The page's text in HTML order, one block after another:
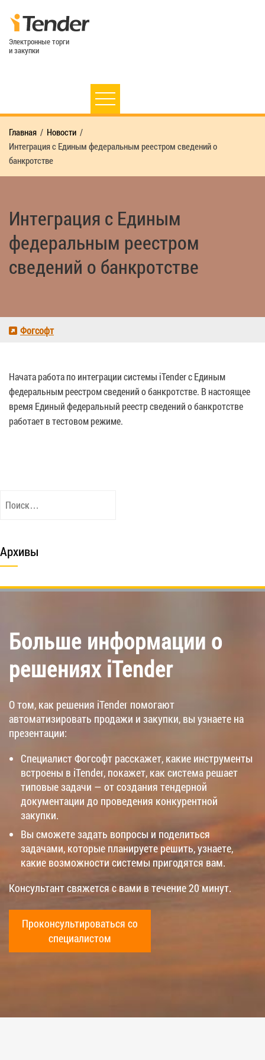
Электронные торги
и закупки
Главная
Новости
Интеграция с Единым федеральным реестром сведений о
банкротстве
Интеграция с Единым
федеральным реестром
сведений о банкротстве
Фогсофт
Начата работа по интеграции системы iTender с Единым
федеральным реестром сведений о банкротстве. В настоящее
время Единый федеральный реестр сведений о банкротстве
работает в тестовом режиме.
Архивы
Больше информации о
решениях iTender
О том, как решения iTender помогают
автоматизировать продажи и закупки, вы узнаете на
презентации:
Специалист Фогсофт расскажет, какие инструменты
встроены в iTender, покажет, как система решает
типовые задачи — от создания тендерной
документации до проведения конкурентной
закупки.
Вы сможете задать вопросы и поделиться
задачами, которые планируете решить, узнаете,
какие возможности системы пригодятся вам.
Консультант свяжется с вами в течение 20 минут.
Проконсультироваться со
специалистом